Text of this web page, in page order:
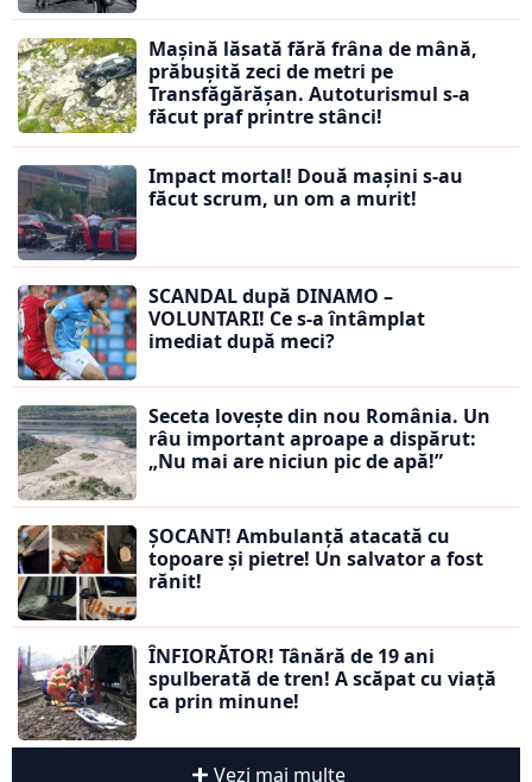
Mașină lăsată fără frâna de mână,
prăbușită zeci de metri pe
Transfăgărășan. Autoturismul s-a
făcut praf printre stânci!
Impact mortal! Două mașini s-au
făcut scrum, un om a murit!
SCANDAL după DINAMO –
VOLUNTARI! Ce s-a întâmplat
imediat după meci?
Seceta lovește din nou România. Un
râu important aproape a dispărut:
„Nu mai are niciun pic de apă!”
ȘOCANT! Ambulanță atacată cu
topoare și pietre! Un salvator a fost
rănit!
ÎNFIORĂTOR! Tânără de 19 ani
spulberată de tren! A scăpat cu viață
ca prin minune!
Vezi mai multe